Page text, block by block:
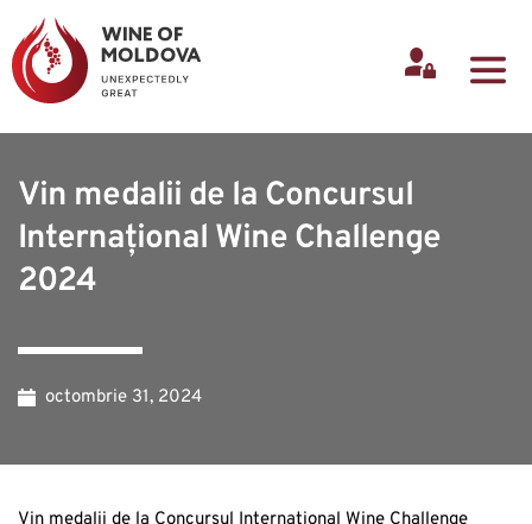
Vin medalii de la Concursul
Internațional Wine Challenge
2024
octombrie 31, 2024